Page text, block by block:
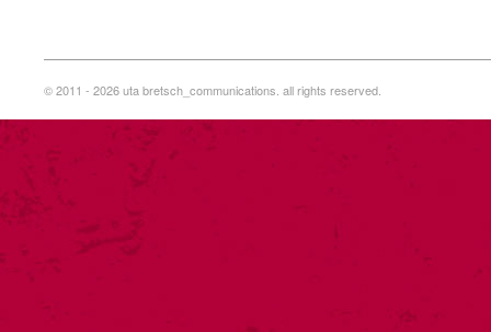
© 2011 - 2026 uta bretsch_communications. all rights reserved.